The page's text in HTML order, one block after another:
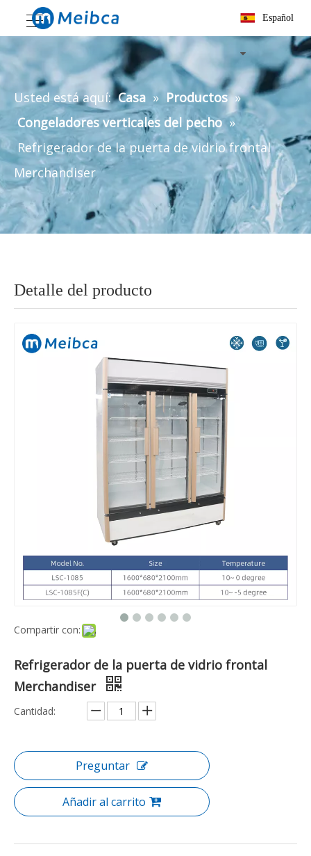
Español
Usted está aquí: Casa » Productos »
Congeladores verticales del pecho »
Refrigerador de la puerta de vidrio frontal
Merchandiser
Detalle del producto
Compartir con:
Refrigerador de la puerta de vidrio frontal
Merchandiser
Cantidad:
Preguntar
Añadir al carrito